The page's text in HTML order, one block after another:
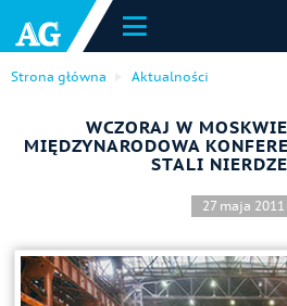
Strona główna Aktualności
WCZORAJ W
MIĘDZYNARODOWA
STALI
27 maja 2011